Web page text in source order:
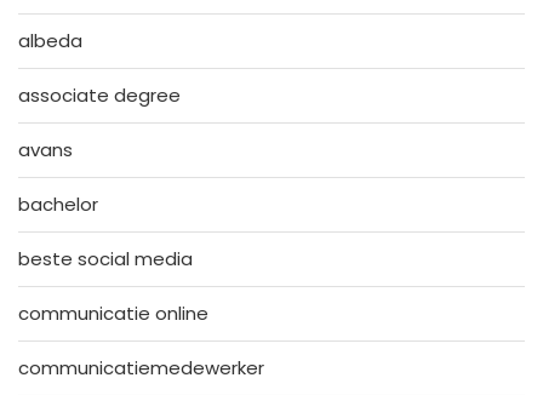
albeda
associate degree
avans
bachelor
beste social media
communicatie online
communicatiemedewerker